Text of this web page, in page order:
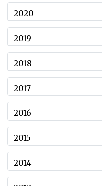
2020
2019
2018
2017
2016
2015
2014